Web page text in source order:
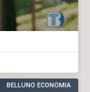
BELLUNO ECONOMIA